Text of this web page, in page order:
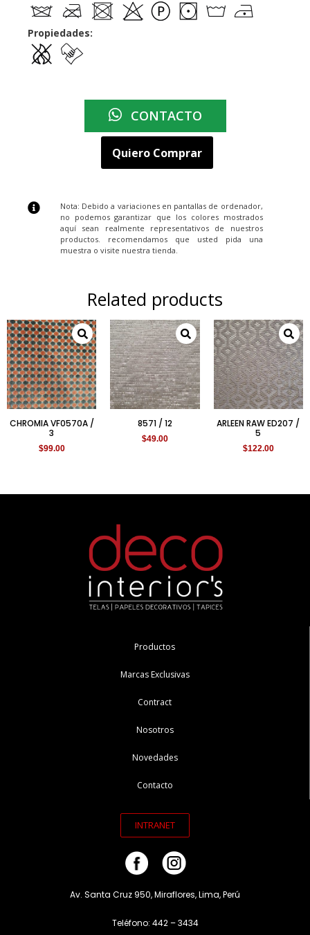
Propiedades:
CONTACTO
Quiero Comprar
Nota: Debido a variaciones en pantallas de ordenador,
no podemos garantizar que los colores mostrados
aquí sean realmente representativos de nuestros
productos. recomendamos que usted pida una
muestra o visite nuestra tienda.
Related products
CHROMIA VF0570A /
3
$99.00
8571 / 12
$49.00
ARLEEN RAW ED207 /
5
$122.00
Productos
Marcas Exclusivas
Contract
Nosotros
Novedades
Contacto
INTRANET
Av. Santa Cruz 950, Miraflores, Lima, Perú
Teléfono: 442 – 3434